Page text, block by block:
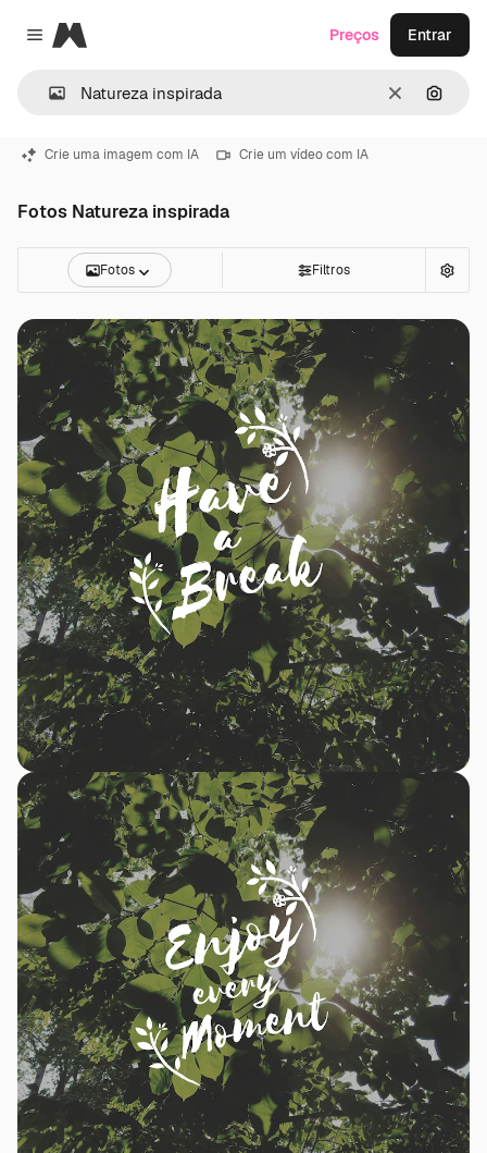
Close menu
Magnific
Limpar
Preços Entrar
Crie uma imagem com IA Crie um vídeo com IA
Fotos Natureza inspirada
Fotos Filtros